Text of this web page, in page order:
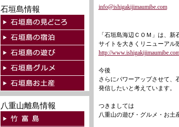
石垣島情報
八重山離島情報
info@ishigakijimaumibe.com
「石垣島海辺ＣＯＭ」は、
サイトを大きくリニューアル
http://
今後
さらにパワーアップさせて、
発信したいと考えています。
つきましては
八重山の遊び・グルメ・お土